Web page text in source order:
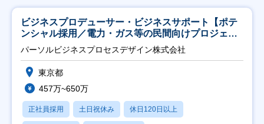
ビジネスプロデューサー・ビジネスサポート【ポテ
ンシャル採用／電力・ガス等の民間向けプロジェク
ト推進】
パーソルビジネスプロセスデザイン株式会社
東京都
457万~650万
正社員採用 土日祝休み 休日120日以上